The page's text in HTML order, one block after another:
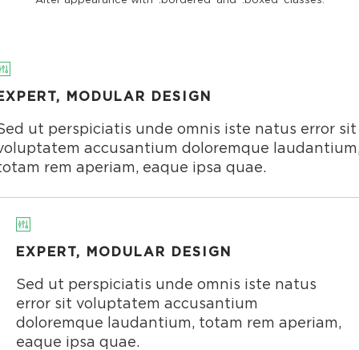
MODULAR DESIGN
ut perspiciatis unde omnis iste natus error sit
accusantium doloremque
rem aperiam, eaque ipsa quae.
EXPERT, MODULAR DESIGN
Sed ut perspiciatis unde omnis iste natus
error sit voluptatem accusantium
doloremque laudantium, totam rem aperiam,
eaque ipsa quae.